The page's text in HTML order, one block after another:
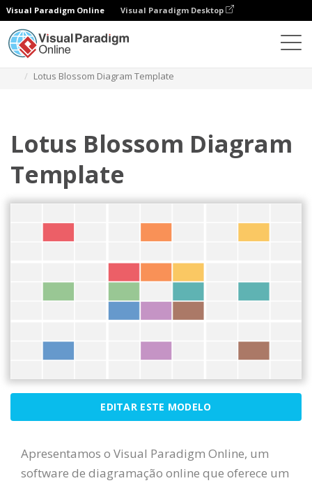
Visual Paradigm Online Visual Paradigm Desktop
Lotus Blossom Diagram Template
Lotus Blossom Diagram
Template
EDITAR ESTE MODELO
Apresentamos o Visual Paradigm Online, um
software de diagramação online que oferece um